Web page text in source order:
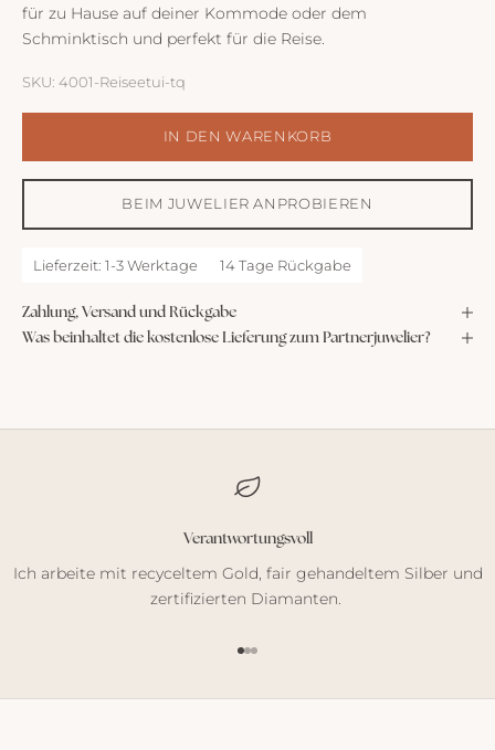
für zu Hause auf deiner Kommode oder dem
Schminktisch und perfekt für die Reise.
SKU: 4001-Reiseetui-tq
IN DEN WARENKORB
BEIM JUWELIER ANPROBIEREN
Lieferzeit: 1-3 Werktage 14 Tage Rückgabe
Zahlung, Versand und Rückgabe
Was beinhaltet die kostenlose Lieferung zum Partnerjuwelier?
Verantwortungsvoll
Ich arbeite mit recyceltem Gold, fair gehandeltem Silber und
zertifizierten Diamanten.
Gehe zu Element 1
Gehe zu Element 2
Gehe zu Element 3